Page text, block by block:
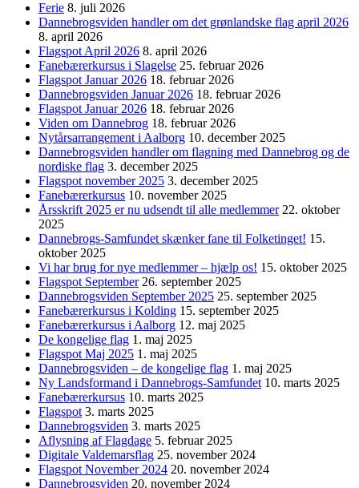
Ferie 8. juli 2026
Dannebrogsviden handler om det grønlandske flag april 2026
8. april 2026
Flagspot April 2026 8. april 2026
Fanebærerkursus i Slagelse 25. februar 2026
Flagspot Januar 2026 18. februar 2026
Dannebrogsviden Januar 2026 18. februar 2026
Flagspot Januar 2026 18. februar 2026
Viden om Dannebrog 18. februar 2026
Nytårsarrangement i Aalborg 10. december 2025
Dannebrogsviden handler om flagning med Dannebrog og de
nordiske flag 3. december 2025
Flagspot november 2025 3. december 2025
Fanebærerkursus 10. november 2025
Årsskrift 2025 er nu udsendt til alle medlemmer 22. oktober
2025
Dannebrogs-Samfundet skænker fane til Folketinget! 15.
oktober 2025
Vi har brug for nye medlemmer – hjælp os! 15. oktober 2025
Flagspot September 26. september 2025
Dannebrogsviden September 2025 25. september 2025
Fanebærerkursus i Kolding 15. september 2025
Fanebærerkursus i Aalborg 12. maj 2025
De kongelige flag 1. maj 2025
Flagspot Maj 2025 1. maj 2025
Dannebrogsviden – de kongelige flag 1. maj 2025
Ny Landsformand i Dannebrogs-Samfundet 10. marts 2025
Fanebærerkursus 10. marts 2025
Flagspot 3. marts 2025
Dannebrogsviden 3. marts 2025
Aflysning af Flagdage 5. februar 2025
Digitale Valdemarsflag 25. november 2024
Flagspot November 2024 20. november 2024
Dannebrogsviden 20. november 2024